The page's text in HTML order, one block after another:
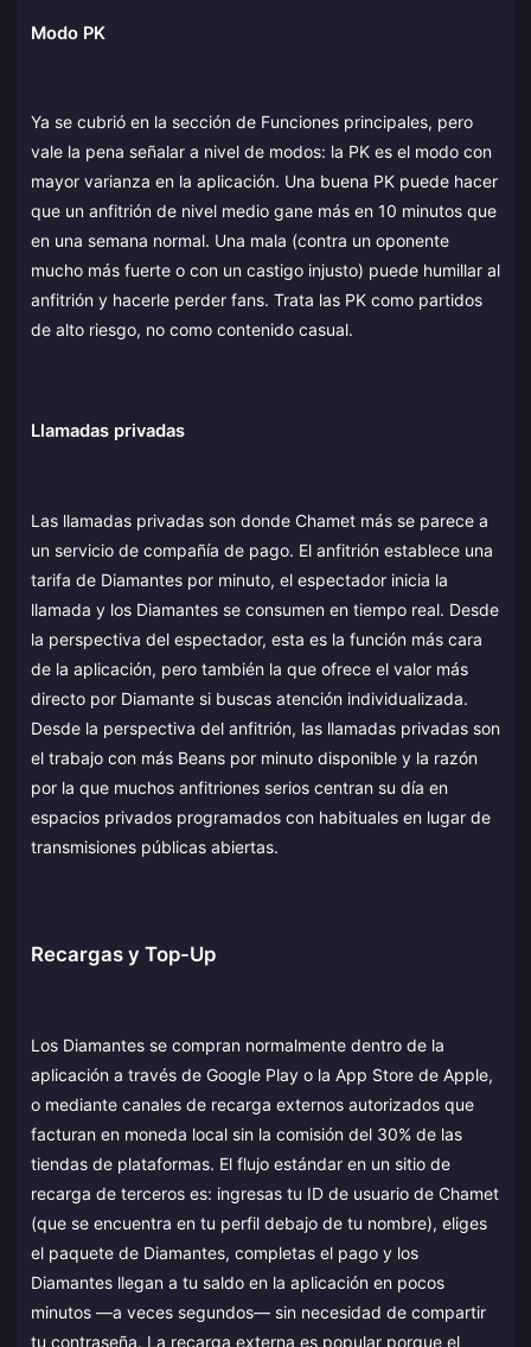
Modo PK
Ya se cubrió en la sección de Funciones principales, pero
vale la pena señalar a nivel de modos: la PK es el modo con
mayor varianza en la aplicación. Una buena PK puede hacer
que un anfitrión de nivel medio gane más en 10 minutos que
en una semana normal. Una mala (contra un oponente
mucho más fuerte o con un castigo injusto) puede humillar al
anfitrión y hacerle perder fans. Trata las PK como partidos
de alto riesgo, no como contenido casual.
Llamadas privadas
Las llamadas privadas son donde Chamet más se parece a
un servicio de compañía de pago. El anfitrión establece una
tarifa de Diamantes por minuto, el espectador inicia la
llamada y los Diamantes se consumen en tiempo real. Desde
la perspectiva del espectador, esta es la función más cara
de la aplicación, pero también la que ofrece el valor más
directo por Diamante si buscas atención individualizada.
Desde la perspectiva del anfitrión, las llamadas privadas son
el trabajo con más Beans por minuto disponible y la razón
por la que muchos anfitriones serios centran su día en
espacios privados programados con habituales en lugar de
transmisiones públicas abiertas.
Recargas y Top-Up
Los Diamantes se compran normalmente dentro de la
aplicación a través de Google Play o la App Store de Apple,
o mediante canales de recarga externos autorizados que
facturan en moneda local sin la comisión del 30% de las
tiendas de plataformas. El flujo estándar en un sitio de
recarga de terceros es: ingresas tu ID de usuario de Chamet
(que se encuentra en tu perfil debajo de tu nombre), eliges
el paquete de Diamantes, completas el pago y los
Diamantes llegan a tu saldo en la aplicación en pocos
minutos —a veces segundos— sin necesidad de compartir
tu contraseña. La recarga externa es popular porque el